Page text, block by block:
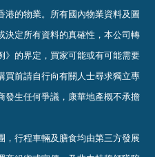
的物業。 所有國內物業資料及圖
決定所有資料的真確性 ， 本公司轉
》的界定，買家可能或有可能需要
買前請自行向有關人士尋求獨立專
發生任何爭議，康華地產概不承擔
，行程車輛及膳食均由第三方發展